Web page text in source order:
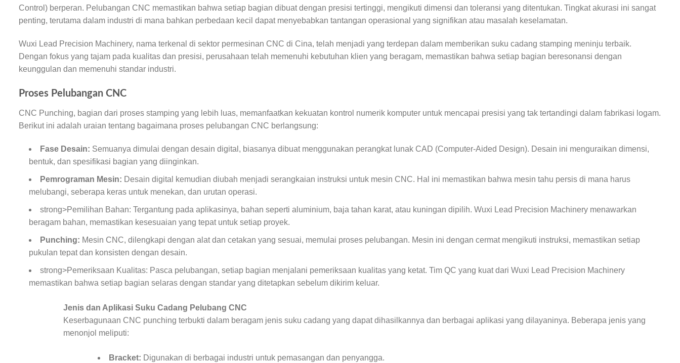
Control) berperan. Pelubangan CNC memastikan bahwa setiap bagian dibuat dengan presisi tertinggi, mengikuti dimensi dan toleransi yang ditentukan. Tingkat akurasi ini sangat
penting, terutama dalam industri di mana bahkan perbedaan kecil dapat menyebabkan tantangan operasional yang signifikan atau masalah keselamatan.
Wuxi Lead Precision Machinery, nama terkenal di sektor permesinan CNC di Cina, telah menjadi yang terdepan dalam memberikan suku cadang stamping meninju terbaik.
Dengan fokus yang tajam pada kualitas dan presisi, perusahaan telah memenuhi kebutuhan klien yang beragam, memastikan bahwa setiap bagian beresonansi dengan
keunggulan dan memenuhi standar industri.
Proses Pelubangan CNC
CNC Punching, bagian dari proses stamping yang lebih luas, memanfaatkan kekuatan kontrol numerik komputer untuk mencapai presisi yang tak tertandingi dalam fabrikasi logam.
Berikut ini adalah uraian tentang bagaimana proses pelubangan CNC berlangsung:
Fase Desain: Semuanya dimulai dengan desain digital, biasanya dibuat menggunakan perangkat lunak CAD (Computer-Aided Design). Desain ini menguraikan dimensi,
bentuk, dan spesifikasi bagian yang diinginkan.
Pemrograman Mesin: Desain digital kemudian diubah menjadi serangkaian instruksi untuk mesin CNC. Hal ini memastikan bahwa mesin tahu persis di mana harus
melubangi, seberapa keras untuk menekan, dan urutan operasi.
strong>Pemilihan Bahan: Tergantung pada aplikasinya, bahan seperti aluminium, baja tahan karat, atau kuningan dipilih. Wuxi Lead Precision Machinery menawarkan
beragam bahan, memastikan kesesuaian yang tepat untuk setiap proyek.
Punching: Mesin CNC, dilengkapi dengan alat dan cetakan yang sesuai, memulai proses pelubangan. Mesin ini dengan cermat mengikuti instruksi, memastikan setiap
pukulan tepat dan konsisten dengan desain.
strong>Pemeriksaan Kualitas: Pasca pelubangan, setiap bagian menjalani pemeriksaan kualitas yang ketat. Tim QC yang kuat dari Wuxi Lead Precision Machinery
memastikan bahwa setiap bagian selaras dengan standar yang ditetapkan sebelum dikirim keluar.
Jenis dan Aplikasi Suku Cadang Pelubang CNC
Keserbagunaan CNC punching terbukti dalam beragam jenis suku cadang yang dapat dihasilkannya dan berbagai aplikasi yang dilayaninya. Beberapa jenis yang
menonjol meliputi:
Bracket: Digunakan di berbagai industri untuk pemasangan dan penyangga.